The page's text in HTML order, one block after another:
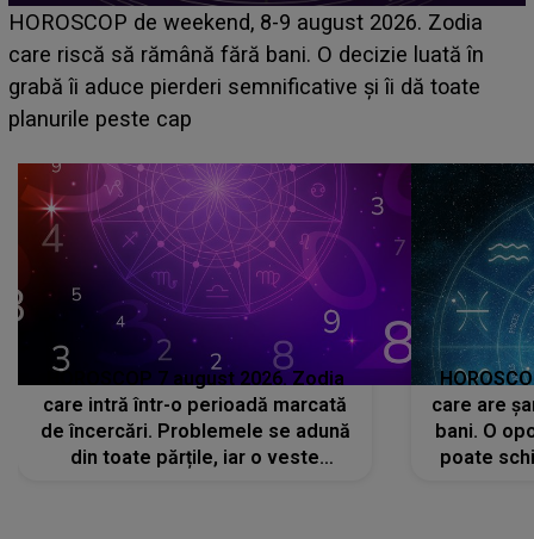
Emanuel a ținut ACEST DETALIU ASCUNS până
acum! În fața Alexandrei, concurentul din Casa Iubirii
face o MĂRTURISIRE NEAȘTEPTATĂ despre mama
sa: "I-am spus și ei în față, eu nu te iubesc pentru
HOROSCOP 7 august 2026. Zodia
care intră într-o perioadă marcată
de încercări. Problemele se adună
din toate părțile, iar o veste
care are
bani. O
poate